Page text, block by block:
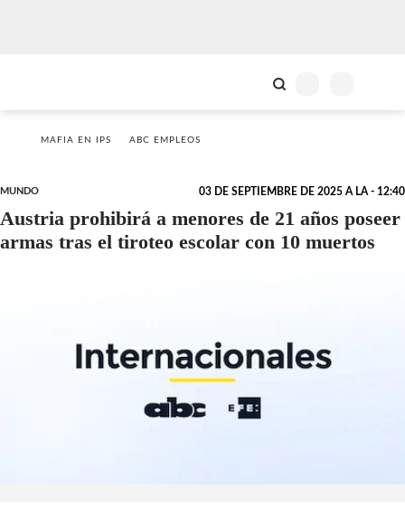
MAFIA EN IPS ABC EMPLEOS
MUNDO 03 DE SEPTIEMBRE DE 2025 A LA - 12:40
Austria prohibirá a menores de 21 años poseer
armas tras el tiroteo escolar con 10 muertos